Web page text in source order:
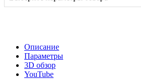
Описание
Параметры
3D обзор
YouTube